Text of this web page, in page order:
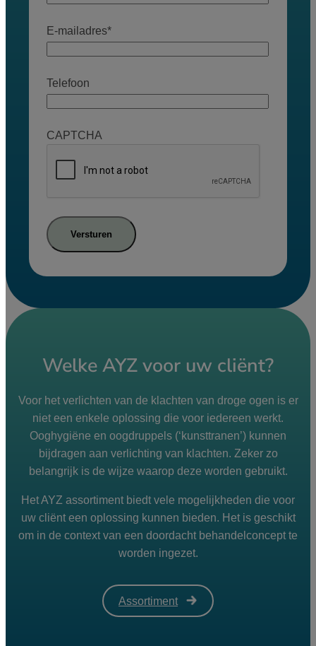
E-mailadres*
Telefoon
CAPTCHA
Versturen
Welke AYZ voor uw cliënt?
Voor het verlichten van de klachten van droge ogen is er
niet een enkele oplossing die voor iedereen werkt.
Ooghygiëne en oogdruppels (‘kunsttranen’) kunnen
bijdragen aan verlichting van klachten. Zeker zo
belangrijk is de wijze waarop deze worden gebruikt.
Het AYZ assortiment biedt vele mogelijkheden die voor
uw cliënt een oplossing kunnen bieden. Het is geschikt
om in de context van een doordacht behandelconcept te
worden ingezet.
Assortiment